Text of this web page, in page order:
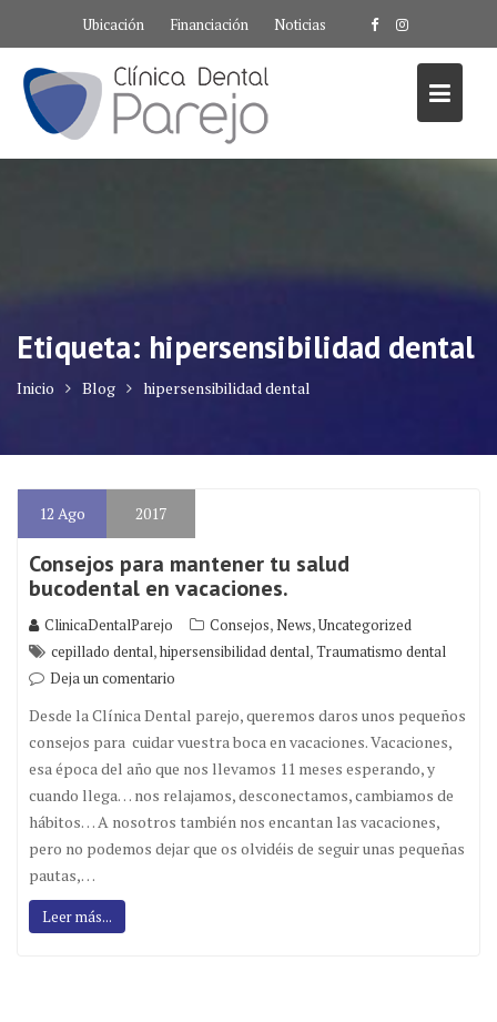
contenido
Ubicación Financiación Noticias
Etiqueta: hipersensibilidad dental
Inicio Blog hipersensibilidad dental
12 Ago 2017
Consejos para mantener tu salud
bucodental en vacaciones.
ClinicaDentalParejo Consejos,News,Uncategorized
cepillado dental,hipersensibilidad dental,Traumatismo dental
Deja un comentario
Desde la Clínica Dental parejo, queremos daros unos pequeños
consejos para cuidar vuestra boca en vacaciones. Vacaciones,
esa época del año que nos llevamos 11 meses esperando, y
cuando llega… nos relajamos, desconectamos, cambiamos de
hábitos… A nosotros también nos encantan las vacaciones,
pero no podemos dejar que os olvidéis de seguir unas pequeñas
pautas,…
Leer más...